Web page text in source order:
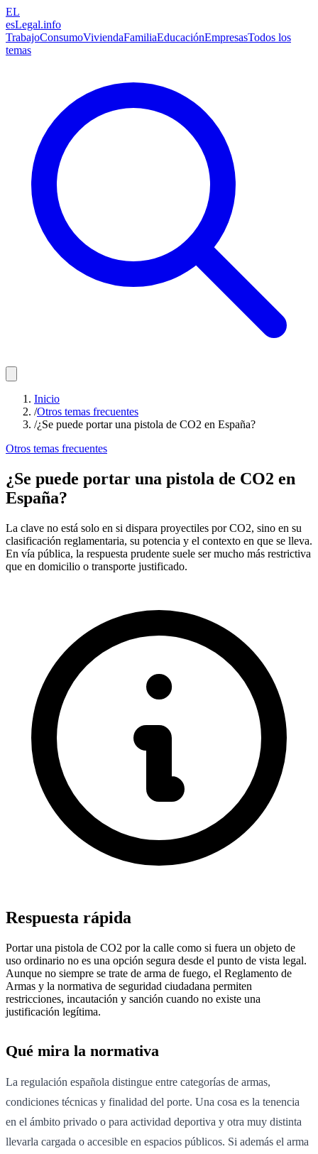
EL
esLegal.info
TrabajoConsumoViviendaFamiliaEducaciónEmpresasTodos los
temas
Inicio
/Otros temas frecuentes
/¿Se puede portar una pistola de CO2 en España?
Otros temas frecuentes
¿Se puede portar una pistola de CO2 en
España?
La clave no está solo en si dispara proyectiles por CO2, sino en su
clasificación reglamentaria, su potencia y el contexto en que se lleva.
En vía pública, la respuesta prudente suele ser mucho más restrictiva
que en domicilio o transporte justificado.
Respuesta rápida
Portar una pistola de CO2 por la calle como si fuera un objeto de
uso ordinario no es una opción segura desde el punto de vista legal.
Aunque no siempre se trate de arma de fuego, el Reglamento de
Armas y la normativa de seguridad ciudadana permiten
restricciones, incautación y sanción cuando no existe una
justificación legítima.
Qué mira la normativa
La regulación española distingue entre categorías de armas,
condiciones técnicas y finalidad del porte. Una cosa es la tenencia
en el ámbito privado o para actividad deportiva y otra muy distinta
llevarla cargada o accesible en espacios públicos. Si además el arma